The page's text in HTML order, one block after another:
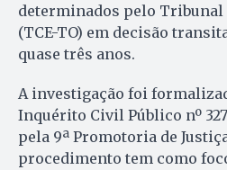
determinados pelo Tribunal
(TCE-TO) em decisão
quase três anos.
A investigação foi
Inquérito Civil Público nº
pela 9ª Promotoria de
procedimento tem como